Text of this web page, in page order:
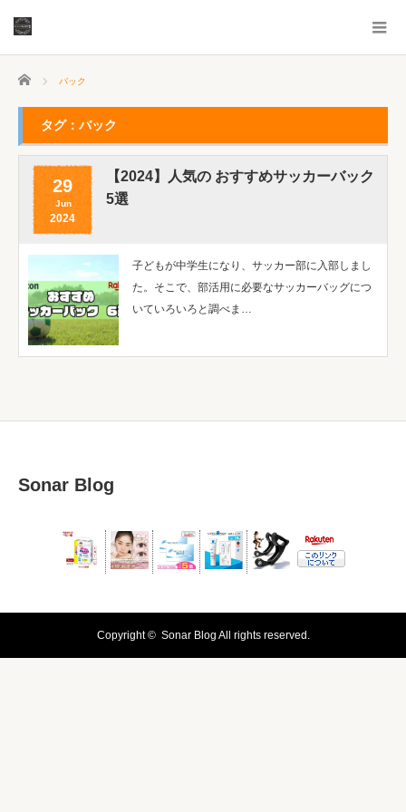
ホーム バック
タグ：バック
29
Jun
2024
【2024】人気の おすすめサッカーバック
5選
子どもが中学生になり、サッカー部に入部しまし
た。そこで、部活用に必要なサッカーバッグにつ
いていろいろと調べま…
Sonar Blog
Copyright © Sonar Blog All rights reserved.